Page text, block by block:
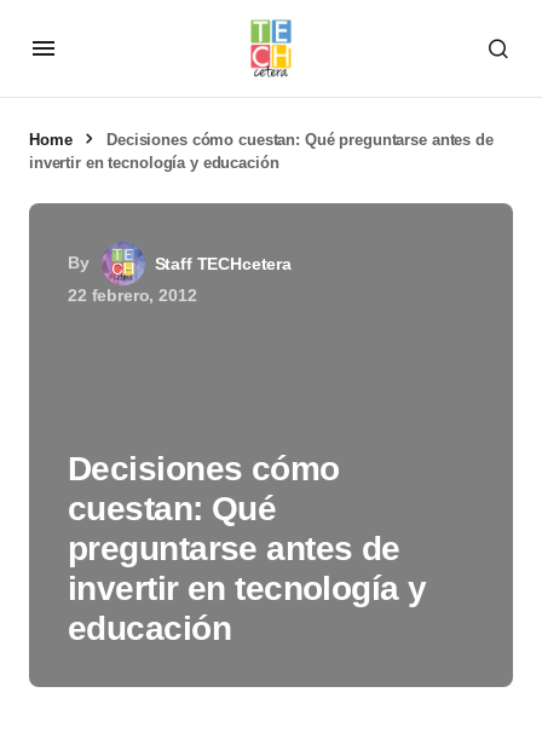
Home
Decisiones cómo cuestan: Qué preguntarse antes de
invertir en tecnología y educación
By
Staff TECHcetera
22 febrero, 2012
Decisiones cómo
cuestan: Qué
preguntarse antes de
invertir en tecnología y
educación